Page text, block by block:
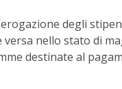
degli
versa nello stato di
destinate al